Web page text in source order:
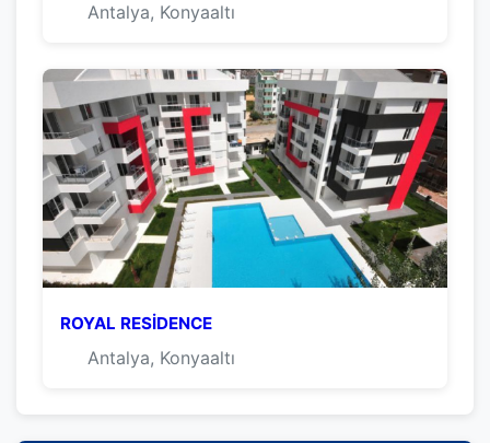
Antalya, Konyaaltı
ROYAL RESİDENCE
Antalya, Konyaaltı